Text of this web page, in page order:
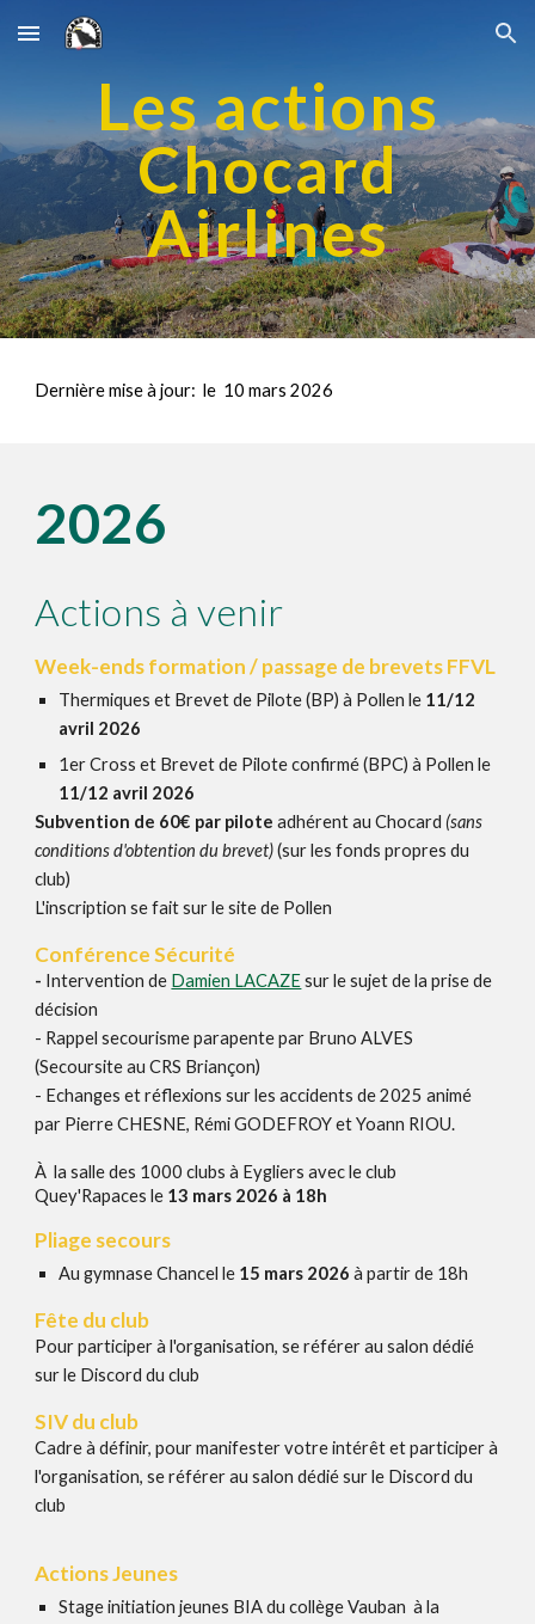
Skip to main content Skip to navigation
Les actions
Chocard
Airlines
Dernière mise à jour: le 10 mars 2026
2026
Actions à venir
Week-ends formation / passage de brevets FFVL
Thermiques et Brevet de Pilote (BP) à Pollen le 11/12
avril 2026
1er Cross et Brevet de Pilote confirmé(BPC) à Pollen le
11/12 avril 2026
Subvention de 60€ par pilote adhérent au Chocard (sans
conditions d'obtention du brevet)(sur les fonds propres du
club)
L'inscription se fait sur le site de Pollen
ConférenceSécurité
- Intervention de Damien LACAZEsur le sujet de la prise de
décision
- Rappel secourisme parapentepar Bruno ALVES
(Secoursite au CRS Briançon)
- Echanges et réflexions sur les accidents de 2025animé
par Pierre CHESNE, Rémi GODEFROY etYoann RIOU.
À la salle des 1000 clubs à Eygliers avec le club
Quey'Rapaces le 13 mars 2026 à 18h
Pliage secours
Au gymnase Chancel le 15 mars 2026 à partir de 18h
Fête du club
Pour participer à l'organisation, se référer au salon dédié
sur le Discord du club
SIV du club
Cadre à définir, pourmanifester votre intérêt et participer à
l'organisation, se référer au salon dédié sur le Discord du
club
ActionsJeunes
Stage initiation jeunes BIA du collège Vauban à la